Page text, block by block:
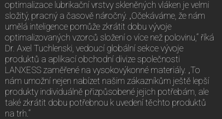
optimalizace lubrikační vrstvy skleněných vláken je velmi
složitý, pracný a časově náročný. „Očekáváme, že nám
umělá inteligence pomůže zkrátit dobu vývoje
optimalizovaných vzorců složení o více než polovinu,“ říká
Dr. Axel Tuchlenski, vedoucí globální sekce vývoje
produktů a aplikací obchodní divize společnosti
LANXESS zaměřené na vysokovýkonné materiály. „To
nám umožní nejen nabízet našim zákazníkům ještě lepší
produkty individuálně přizpůsobené jejich potřebám, ale
také zkrátit dobu potřebnou k uvedení těchto produktů
na trh.“